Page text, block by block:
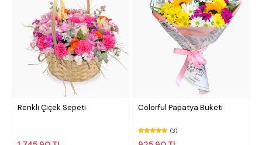
Renkli Çiçek Sepeti Colorful Papatya Buketi
(3)